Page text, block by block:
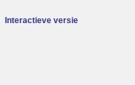
Interactieve versie